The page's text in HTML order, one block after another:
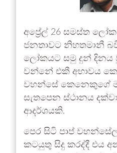
අප්‍රේල් 26 සමස්ත
ජනතාවට නිහතමානී
ලෝකයට සමු දුන් දිනය
වන්නේ එකී අභාවය
වහන්සේ කෙනෙකුගේ
සැතපෙන ස්ථානය
ආදර්ශයකි.
පෙර සිටි පාප්
කටයුතු සිදු කරද්දී එය